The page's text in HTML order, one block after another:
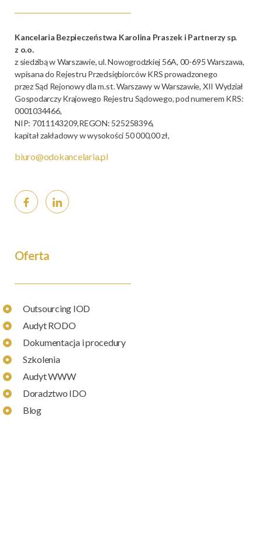
Kancelaria Bezpieczeństwa Karolina Praszek i Partnerzy sp.
z o.o.
z siedzibą w Warszawie, ul. Nowogrodzkiej 56A, 00-695 Warszawa,
wpisana do Rejestru Przedsiębiorców KRS prowadzonego
przez Sąd Rejonowy dla m.st. Warszawy w Warszawie, XII Wydział
Gospodarczy Krajowego Rejestru Sądowego, pod numerem KRS:
0001034466,
NIP: 7011143209,REGON: 525258396,
kapitał zakładowy w wysokości 50 000,00 zł,
biuro@odokancelaria.pl
Oferta
Outsourcing IOD
Audyt RODO
Dokumentacja i procedury
Szkolenia
Audyt WWW
Doradztwo IDO
Blog